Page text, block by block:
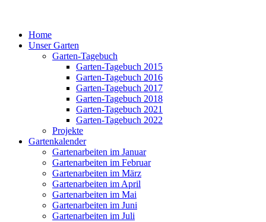
Home
Unser Garten
Garten-Tagebuch
Garten-Tagebuch 2015
Garten-Tagebuch 2016
Garten-Tagebuch 2017
Garten-Tagebuch 2018
Garten-Tagebuch 2021
Garten-Tagebuch 2022
Projekte
Gartenkalender
Gartenarbeiten im Januar
Gartenarbeiten im Februar
Gartenarbeiten im März
Gartenarbeiten im April
Gartenarbeiten im Mai
Gartenarbeiten im Juni
Gartenarbeiten im Juli